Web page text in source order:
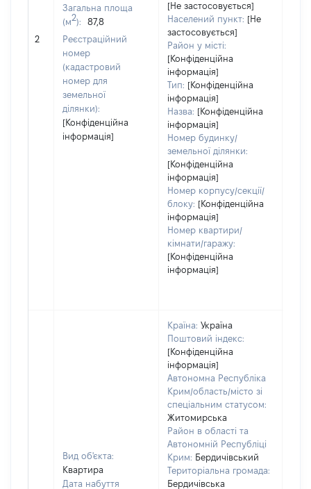
2
Загальна площа
(м2):
87,8
Реєстраційний
номер
(кадастровий
номер для
земельної
ділянки):
[Конфіденційна
інформація]
[Не застосовується]
Населений пункт: [Не
застосовується]
Район у місті:
[Конфіденційна
інформація]
Тип: [Конфіденційна
інформація]
Назва: [Конфіденційна
інформація]
Номер будинку/
земельної ділянки:
[Конфіденційна
інформація]
Номер корпусу/секції/
блоку: [Конфіденційна
інформація]
Номер квартири/
кімнати/гаражу:
[Конфіденційна
інформація]
Вид об'єкта:
Квартира
Дата набуття
Країна: Україна
Поштовий індекс:
[Конфіденційна
інформація]
Автономна Республіка
Крим/область/місто зі
спеціальним статусом:
Житомирська
Район в області та
Автономній Республіці
Крим: Бердичівський
Територіальна громада:
Бердичівська